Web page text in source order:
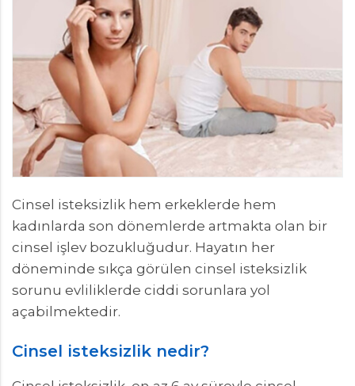
Cinsel isteksizlik hem erkeklerde hem
kadınlarda son dönemlerde artmakta olan bir
cinsel işlev bozukluğudur. Hayatın her
döneminde sıkça görülen cinsel isteksizlik
sorunu evliliklerde ciddi sorunlara yol
açabilmektedir.
Cinsel isteksizlik nedir?